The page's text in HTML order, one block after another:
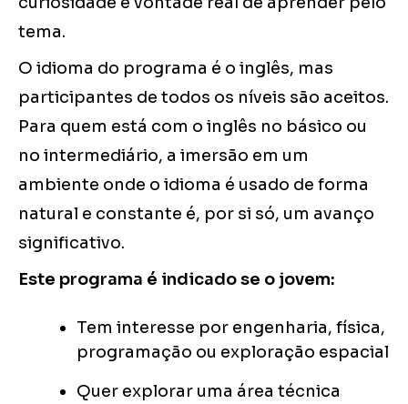
tema.
O idioma do programa é o inglês, mas
participantes de todos os níveis são aceitos.
Para quem está com o inglês no básico ou
no intermediário, a imersão em um
ambiente onde o idioma é usado de forma
natural e constante é, por si só, um avanço
significativo.
Este programa é indicado se o jovem:
Tem interesse por engenharia, física,
programação ou exploração espacial
Quer explorar uma área técnica